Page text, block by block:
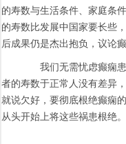
的寿数与生活条件、家庭条
的寿数比发展中国家要长些
后成果仍是杰出抱负，议论
我们无需忧虑癫痫患
者的寿数于正常人没有差异
就说欠好，要彻底根绝癫痫
从头开始上将这些祸患根绝。